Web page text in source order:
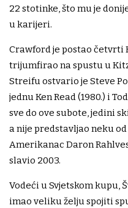
22 stotinke, što mu je
u karijeri.
Crawford je postao četvrti
trijumfirao na spustu u
Streifu ostvario je Steve
jednu Ken Read (1980.) i
sve do ove subote, jedini
a nije predstavljao neku
Amerikanac Daron
slavio 2003.
Vodeći u Svjetskom kupu,
imao veliku želju spojiti